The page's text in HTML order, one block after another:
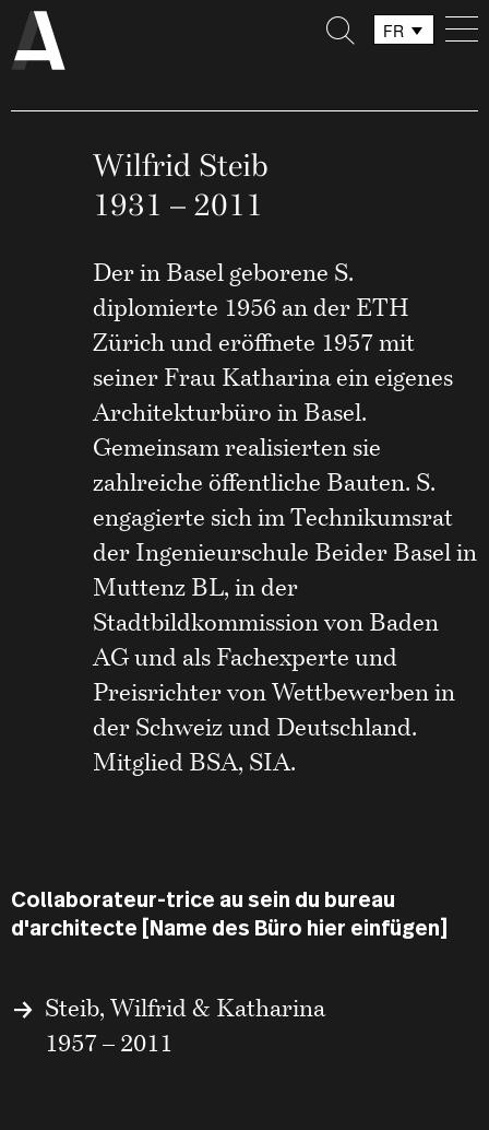
FR
Wilfrid Steib
1931 – 2011
Der in Basel geborene S.
diplomierte 1956 an der ETH
Zürich und eröffnete 1957 mit
seiner Frau Katharina ein eigenes
Architekturbüro in Basel.
Gemeinsam realisierten sie
zahlreiche öffentliche Bauten. S.
engagierte sich im Technikumsrat
der Ingenieurschule Beider Basel in
Muttenz BL, in der
Stadtbildkommission von Baden
AG und als Fachexperte und
Preisrichter von Wettbewerben in
der Schweiz und Deutschland.
Mitglied BSA, SIA.
Collaborateur-trice au sein du bureau
d'architecte [Name des Büro hier einfügen]
Steib, Wilfrid & Katharina
1957 – 2011